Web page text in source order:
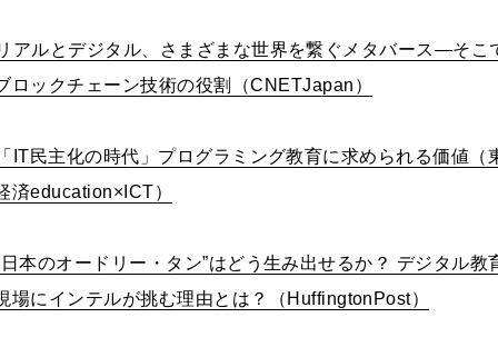
アルとデジタル、さまざまな世界を繋ぐメタバース—そこ
ロックチェーン技術の役割（CNETJapan ）
「 IT民主化の時代」プログラミング教育に求められる価値（
済education×ICT）
日本のオードリー・タン”はどう生み出せるか？ デジタル教
場にインテルが挑む理由とは？（ HuffingtonPost）